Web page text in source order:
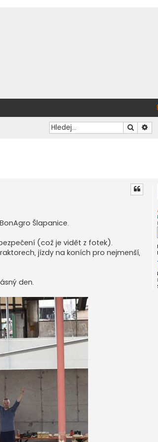
Hledat
Šlapanice.
(což je vidět z fotek).
jízdy na koních pro nejmenší,
den.